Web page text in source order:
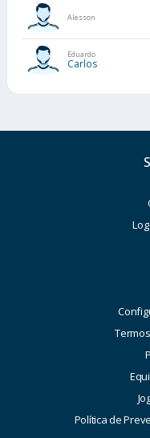
Alesson
Eduardo
Carlos
Política de